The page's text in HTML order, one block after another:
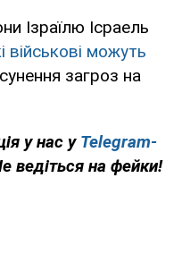
Ізраїлю Ісраель
військові можуть
загроз на
у нас у Telegram-
ведіться на фейки!